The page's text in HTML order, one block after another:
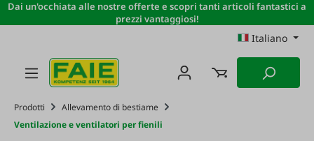
Passa al contenuto principale
Dai un'occhiata alle nostre offerte e scopri tanti articoli fantastici a
prezzi vantaggiosi!
Italiano
Prodotti
Allevamento di bestiame
Ventilazione e ventilatori per fienili